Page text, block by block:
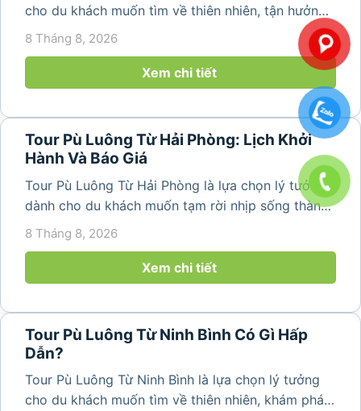
cho du khách muốn tìm về thiên nhiên, tận hưởng
không khí trong lành và khám phá vẻ đẹp bình yên
của vùng núi Thanh Hóa. Với những bản làng mộc
8 Tháng 8, 2026
Xem chi tiết
Tour Pù Luông Từ Hải Phòng: Lịch Khởi
Hành Và Báo Giá
Tour Pù Luông Từ Hải Phòng là lựa chọn lý tưởng
dành cho du khách muốn tạm rời nhịp sống thành
phố để tìm về không gian núi rừng trong lành,
những bản làng bình yên và cảnh quan ruộng bậc
thang đặc trưng. Từ...
8 Tháng 8, 2026
Xem chi tiết
Tour Pù Luông Từ Ninh Bình Có Gì Hấp
Dẫn?
Tour Pù Luông Từ Ninh Bình là lựa chọn lý tưởng
cho du khách muốn tìm về thiên nhiên, khám phá